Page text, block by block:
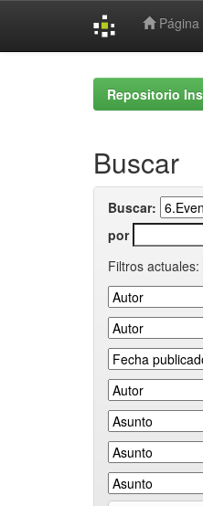
Página
Repositorio
Buscar
Buscar:
por
Filtros actuales: